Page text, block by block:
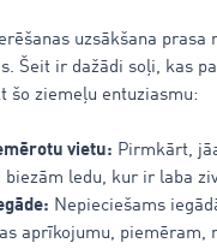
uzsākšana prasa
Šeit ir dažādi soļi, kas
šo ziemeļu entuziasmu:
vietu: Pirmkārt,
biezām ledu, kur ir laba
Nepieciešams
aprīkojumu, piemēram,